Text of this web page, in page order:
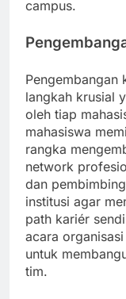
campus.
Pengembangan
langkah krusial
oleh tiap
mahasiswa
rangka
network
dan
institusi agar
path kariér
acara
untuk
tim.